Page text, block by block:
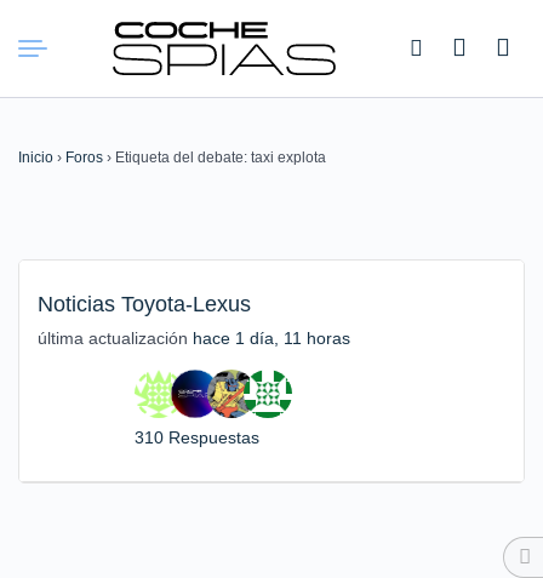
Buscar:
Inicio › Foros › Etiqueta del debate: taxi explota
Noticias Toyota-Lexus
última actualización hace 1 día, 11 horas
310 Respuestas